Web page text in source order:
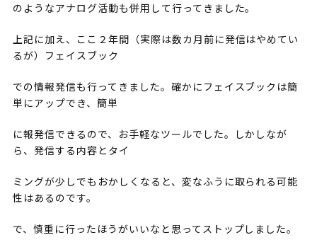
のようなアナログ活動も併用して行ってきました。
上記に加え、ここ２年間（実際は数カ月前に発信はやめてい
るが）フェイスブック
での情報発信も行ってきました。確かにフェイスブックは簡
単にアップでき、簡単
に報発信できるので、お手軽なツールでした。しかしなが
ら、発信する内容とタイ
ミングが少しでもおかしくなると、変なふうに取られる可能
性はあるのです。
で、慎重に行ったほうがいいなと思ってストップしました。